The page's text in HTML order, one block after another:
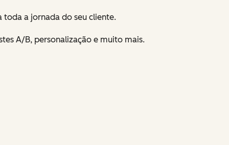
a jornada do seu cliente.
A/B, personalização e muito mais.